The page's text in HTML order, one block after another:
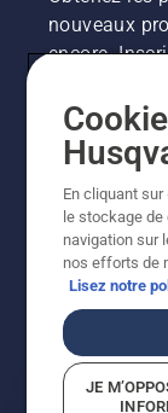
nouveaux
encore.
©2026
En cliquant
le stockage
navigation sur
nos efforts de
Lisez notre
JE